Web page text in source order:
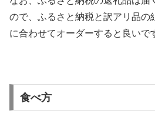
なお、ふるさと納税の返礼品は届
ので、ふるさと納税と訳アリ品の